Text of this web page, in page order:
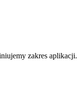
zakres aplikacji.